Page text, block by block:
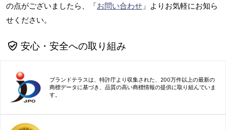
の点がございましたら、「お問い合わせ 」よりお気軽にお知ら
せください。
安心・安全への取り組み
ブランドテラスは、特許庁より収集された、200万件以上の最新の
商標データに基づき、品質の高い商標情報の提供に取り組んでいま
す。